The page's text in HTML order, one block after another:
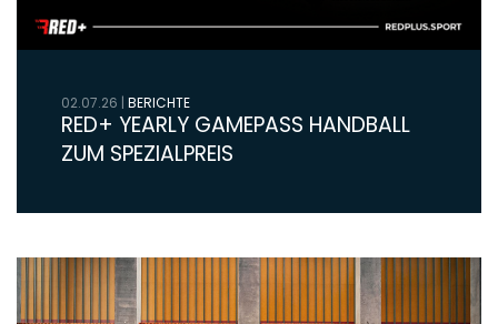
02.07.26 | BERICHTE
RED+ YEARLY GAMEPASS HANDBALL
ZUM SPEZIALPREIS